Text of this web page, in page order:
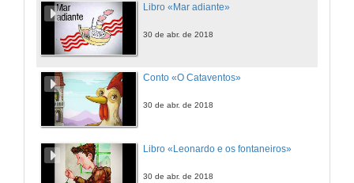
Libro «Mar adiante»
30 de abr. de 2018
Conto «O Cataventos»
30 de abr. de 2018
Libro «Leonardo e os fontaneiros»
30 de abr. de 2018